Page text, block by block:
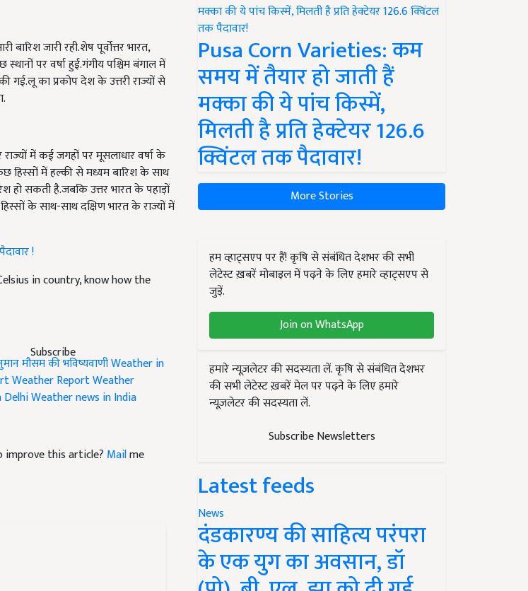
Subscribe
जारी रही.शेष पूर्वोत्तर भारत,
पर वर्षा हुई.गंगीय पश्चिम बंगाल में
गई.लू का प्रकोप देश के उत्तरी राज्यों से
राज्यों में कई जगहों पर मूसलाधार वर्षा के
हिस्सों में हल्की से मध्यम बारिश के साथ
हो सकती है.जबकि उत्तर भारत के पहाड़ों
के साथ-साथ दक्षिण भारत के राज्यों में
!
in country, know how the
मौसम की भविष्यवाणीWeather in
Weather ReportWeather
DelhiWeather news in India
improve this article? Mailme
Pusa Corn Varieties: कम
समय में तैयार हो जाती हैं
मक्का की ये पांच किस्में,
मिलती है प्रति हेक्टेयर 126.6
क्विंटल तक पैदावार!
More Stories
हम व्हाट्सएप पर हैं! कृषि से संबंधित देशभर की सभी
लेटेस्ट ख़बरें मोबाइल में पढ़ने के लिए हमारे व्हाट्सएप से
जुड़ें.
Join on WhatsApp
हमारे न्यूज़लेटर की सदस्यता लें. कृषि से संबंधित देशभर
की सभी लेटेस्ट ख़बरें मेल पर पढ़ने के लिए हमारे
न्यूज़लेटर की सदस्यता लें.
Subscribe Newsletters
Latest feeds
News
दंडकारण्य की साहित्य परंपरा
के एक युग का अवसान, डॉ